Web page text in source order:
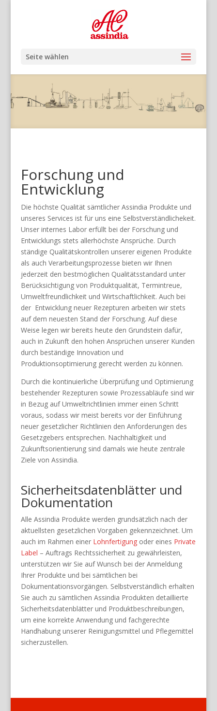
Seite wählen
Forschung und
Entwicklung
Die höchste Qualität sämtlicher Assindia Produkte und
unseres Services ist für uns eine Selbstverständlichekeit.
Unser internes Labor erfüllt bei der Forschung und
Entwicklungs stets allerhöchste Ansprüche. Durch
ständige Qualitätskontrollen unserer eigenen Produkte
als auch Verarbeitungsprozesse bieten wir Ihnen
jederzeit den bestmöglichen Qualitätsstandard unter
Berücksichtigung von Produktqualität, Termintreue,
Umweltfreundlichkeit und Wirtschaftlichkeit. Auch bei
der Entwicklung neuer Rezepturen arbeiten wir stets
auf dem neuesten Stand der Forschung. Auf diese
Weise legen wir bereits heute den Grundstein dafür,
auch in Zukunft den hohen Ansprüchen unserer Kunden
durch beständige Innovation und
Produktionsoptimierung gerecht werden zu können.
Durch die kontinuierliche Überprüfung und Optimierung
bestehender Rezepturen sowie Prozessabläufe sind wir
in Bezug auf Umweltrichtlinien immer einen Schritt
voraus, sodass wir meist bereits vor der Einführung
neuer gesetzlicher Richtlinien den Anforderungen des
Gesetzgebers entsprechen. Nachhaltigkeit und
Zukunftsorientierung sind damals wie heute zentrale
Ziele von Assindia.
Sicherheitsdatenblätter und
Dokumentation
Alle Assindia Produkte werden grundsätzlich nach der
aktuellsten gesetzlichen Vorgaben gekennzeichnet. Um
auch im Rahmen einer Lohnfertigungoder eines Private
Label – Auftrags Rechtssicherheit zu gewährleisten,
unterstützen wir Sie auf Wunsch bei der Anmeldung
Ihrer Produkte und bei sämtlichen bei
Dokumentationsvorgängen. Selbstverständlich erhalten
Sie auch zu sämtlichen Assindia Produkten detaillierte
Sicherheitsdatenblätter und Produktbeschreibungen,
um eine korrekte Anwendung und fachgerechte
Handhabung unserer Reinigungsmittel und Pflegemittel
sicherzustellen.